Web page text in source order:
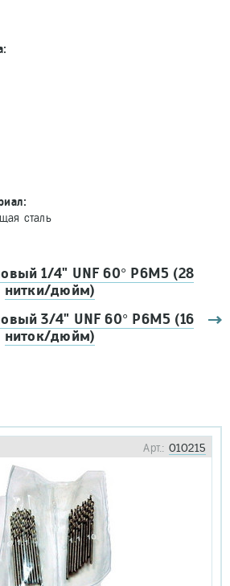
сталь
1/4" UNF 60° Р6М5 (28
нитки/дюйм)
3/4" UNF 60° Р6М5 (16
ниток/дюйм)
Арт.: 010215